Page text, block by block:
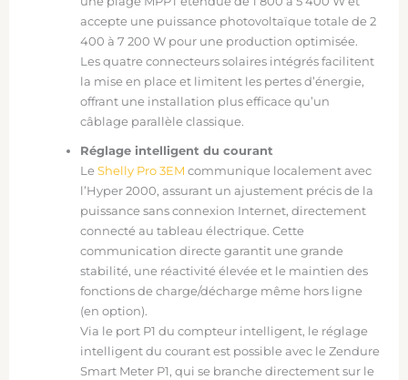
accepte une puissance photovoltaïque totale de 2
400 à 7 200 W pour une production optimisée.
Les quatre connecteurs solaires intégrés facilitent
la mise en place et limitent les pertes d’énergie,
offrant une installation plus efficace qu’un
câblage parallèle classique.
Réglage intelligent du courant
LeShelly Pro 3EM communique localement avec
l’Hyper 2000, assurant un ajustement précis de la
puissance sans connexion Internet, directement
connecté au tableau électrique. Cette
communication directe garantit une grande
stabilité, une réactivité élevée et le maintien des
fonctions de charge/décharge même hors ligne
(en option).
Via le port P1 du compteur intelligent, le réglage
intelligent du courant est possible avec le Zendure
Smart Meter P1, qui se branche directement sur le